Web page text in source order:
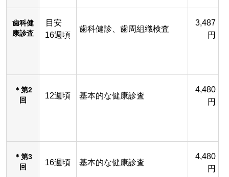
歯科健
康診査
目安
16週頃
歯科健診、歯周組織検査
3,487
円
＊第2
回
12週頃 基本的な健康診査
4,480
円
＊第3
回
16週頃 基本的な健康診査
4,480
円